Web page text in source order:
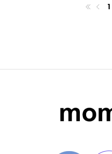
첫번째페이지 1